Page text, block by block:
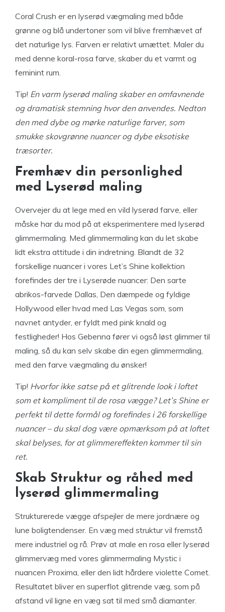
Coral Crush er en lyserød vægmaling med både
grønne og blå undertoner som vil blive fremhævet af
det naturlige lys. Farven er relativt umættet. Maler du
med denne koral-rosa farve, skaber du et varmt og
feminint rum.
Tip! En varm lyserød maling skaber en omfavnende
og dramatisk stemning hvor den anvendes. Nedton
den med dybe og mørke naturlige farver, som
smukke skovgrønne nuancer og dybe eksotiske
træsorter.
Fremhæv din personlighed
med Lyserød maling
Overvejer du at lege med en vild lyserød farve, eller
måske har du mod på at eksperimentere med lyserød
glimmermaling. Med glimmermaling kan du let skabe
lidt ekstra attitude i din indretning. Blandt de 32
forskellige nuancer i vores Let’s Shine kollektion
forefindes der tre i Lyserøde nuancer: Den sarte
abrikos-farvede Dallas, Den dæmpede og fyldige
Hollywood eller hvad med Las Vegas som, som
navnet antyder, er fyldt med pink knald og
festligheder! Hos Gebenna fører vi også løst glimmer til
maling, så du kan selv skabe din egen glimmermaling,
med den farve vægmaling du ønsker!
Tip! Hvorfor ikke satse på et glitrende look i loftet
som et kompliment til de rosa vægge? Let’s Shine er
perfekt til dette formål og forefindes i 26 forskellige
nuancer – du skal dog være opmærksom på at loftet
skal belyses, for at glimmereffekten kommer til sin
ret.
Skab Struktur og råhed med
lyserød glimmermaling
Strukturerede vægge afspejler de mere jordnære og
lune boligtendenser. En væg med struktur vil fremstå
mere industriel og rå. Prøv at male en rosa eller lyserød
glimmervæg med vores glimmermaling Mystic i
nuancen Proxima, eller den lidt hårdere violette Comet.
Resultatet bliver en superflot glitrende væg, som på
afstand vil ligne en væg sat til med små diamanter.